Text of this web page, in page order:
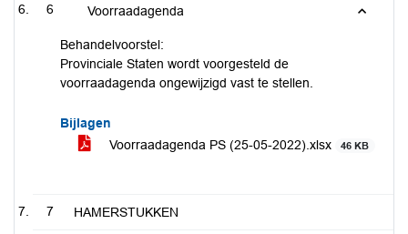
6 Voorraadagenda
Behandelvoorstel:
Provinciale Staten wordt voorgesteld de
voorraadagenda ongewijzigd vast te stellen.
Bijlagen
Voorraadagenda PS (25-05-2022).xlsx
46 KB
7 HAMERSTUKKEN